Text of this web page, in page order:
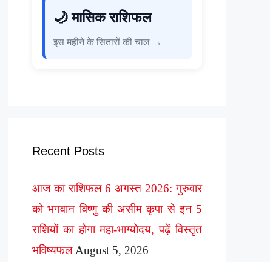
🌙 मासिक राशिफल
इस महीने के सितारों की चाल →
Recent Posts
आज का राशिफल 6 अगस्त 2026: गुरुवार
को भगवान विष्णु की असीम कृपा से इन 5
राशियों का होगा महा-भाग्योदय, पढ़ें विस्तृत
भविष्यफल August 5, 2026